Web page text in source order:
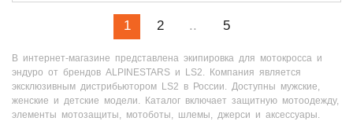
1 2 .. 5
В интернет-магазине представлена экипировка для мотокросса и
эндуро от брендов ALPINESTARS и LS2. Компания является
эксклюзивным дистрибьютором LS2 в России. Доступны мужские,
женские и детские модели. Каталог включает защитную мотоодежду,
элементы мотозащиты, мотоботы, шлемы, джерси и аксессуары.